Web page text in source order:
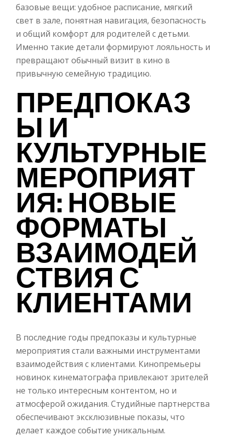
базовые вещи: удобное расписание, мягкий
свет в зале, понятная навигация, безопасность
и общий комфорт для родителей с детьми.
Именно такие детали формируют лояльность и
превращают обычный визит в кино в
привычную семейную традицию.
ПРЕДПОКАЗ
Ы И
КУЛЬТУРНЫЕ
МЕРОПРИЯТ
ИЯ: НОВЫЕ
ФОРМАТЫ
ВЗАИМОДЕЙ
СТВИЯ С
КЛИЕНТАМИ
В последние годы предпоказы и культурные
мероприятия стали важными инструментами
взаимодействия с клиентами. Кинопремьеры
новинок кинематографа привлекают зрителей
не только интересным контентом, но и
атмосферой ожидания. Студийные партнерства
обеспечивают эксклюзивные показы, что
делает каждое событие уникальным.